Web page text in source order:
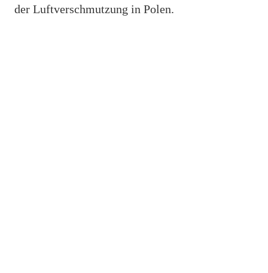
der Luftverschmutzung in Polen.